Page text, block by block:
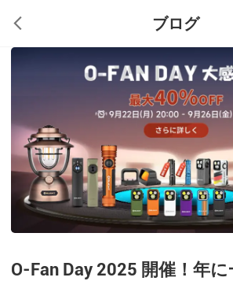
ブログ
O-Fan Day 2025 開催！年